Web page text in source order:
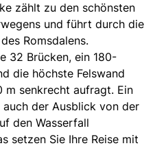
zählt zu den schönsten
und führt durch die
Romsdalens.
32 Brücken, ein 180-
die höchste Felswand
m senkrecht aufragt. Ein
der Ausblick von der
den Wasserfall
setzen Sie Ihre Reise mit